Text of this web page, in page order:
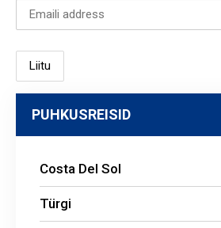
PUHKUSREISID
Costa Del Sol
Türgi